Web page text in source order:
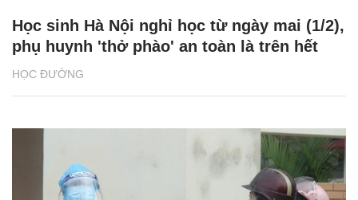
HỌC ĐƯỜNG
Học sinh Hà Nội nghỉ học từ ngày mai (1/2),
phụ huynh 'thở phào' an toàn là trên hết